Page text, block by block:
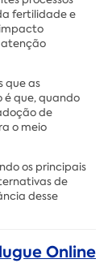
fertilidade e
atenção
que as
é que, quando
de
o meio
os principais
de
desse
Online